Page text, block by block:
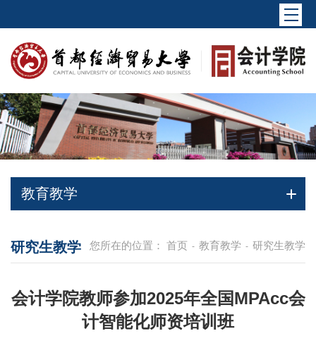
教育教学
您所在的位置： 首页 - 教育教学 - 研究生教学
研究生教学
会计学院教师参加2025年全国MPAcc会
计智能化师资培训班